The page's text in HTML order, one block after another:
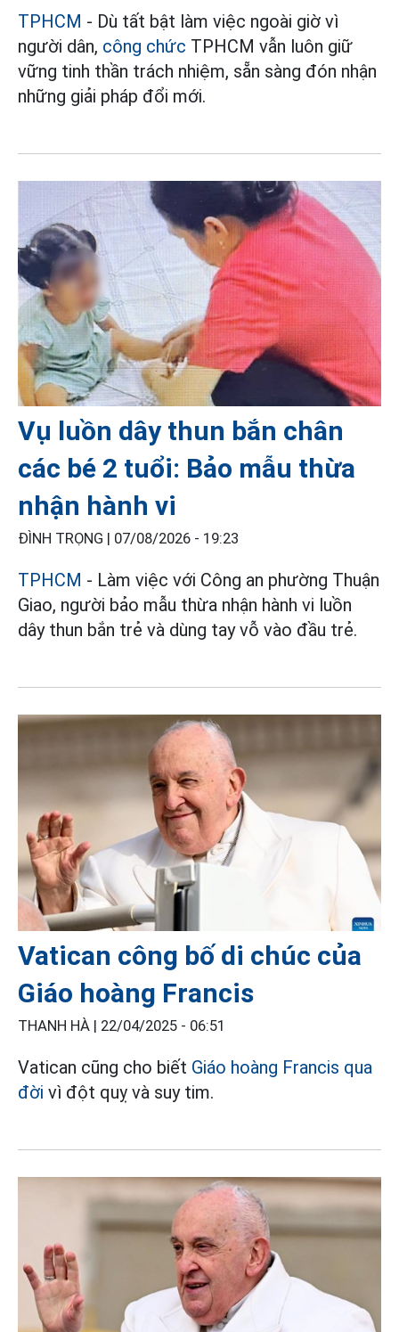
TPHCM - Dù tất bật làm việc ngoài giờ vì
người dân, công chức TPHCM vẫn luôn giữ
vững tinh thần trách nhiệm, sẵn sàng đón nhận
những giải pháp đổi mới.
Vụ luồn dây thun bắn chân
các bé 2 tuổi: Bảo mẫu thừa
nhận hành vi
ĐÌNH TRỌNG | 07/08/2026 - 19:23
TPHCM - Làm việc với Công an phường Thuận
Giao, người bảo mẫu thừa nhận hành vi luồn
dây thun bắn trẻ và dùng tay vỗ vào đầu trẻ.
Vatican công bố di chúc của
Giáo hoàng Francis
THANH HÀ | 22/04/2025 - 06:51
Vatican cũng cho biết Giáo hoàng Francis qua
đời vì đột quỵ và suy tim.